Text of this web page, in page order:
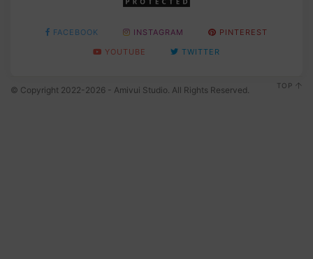
FACEBOOK INSTAGRAM
PINTEREST
YOUTUBE
TWITTER
© Copyright 2022-2026 - Amivui Studio. All Rights Reserved. TOP